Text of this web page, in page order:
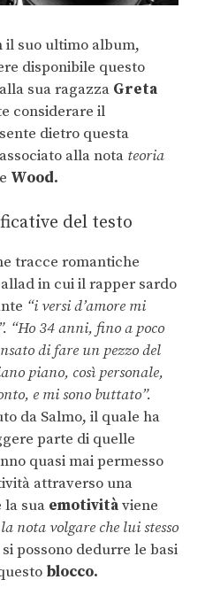
il suo ultimo album,
disponibile questo
sua ragazza Greta
considerare il
dietro questa
alla nota teoria
e Wood.
del testo
tracce romantiche
in cui il rapper sardo
“i versi d’amore mi
“Ho 34 anni, fino a poco
di fare un pezzo del
piano, così personale,
e mi sono buttato”.
da Salmo, il quale ha
parte di quelle
quasi mai permesso
attraverso una
la sua emotivitàviene
nota volgare che lui stesso
si possono dedurre le basi
blocco.